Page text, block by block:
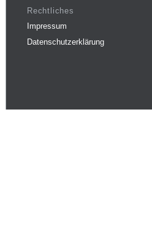
Rechtliches
Impressum
Datenschutzerklärung